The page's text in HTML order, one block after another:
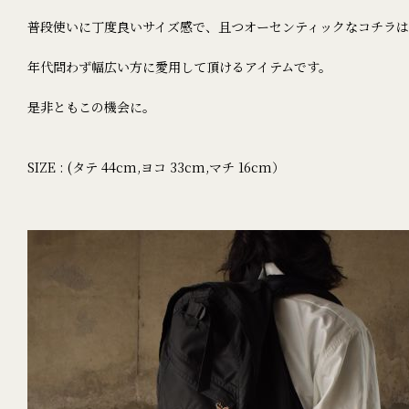
普段使いに丁度良いサイズ感で、且つオーセンティックなコチラ
年代問わず幅広い方に愛用して頂けるアイテムです。
是非ともこの機会に。
SIZE : (タテ 44cm,ヨコ 33cm,マチ 16cm）